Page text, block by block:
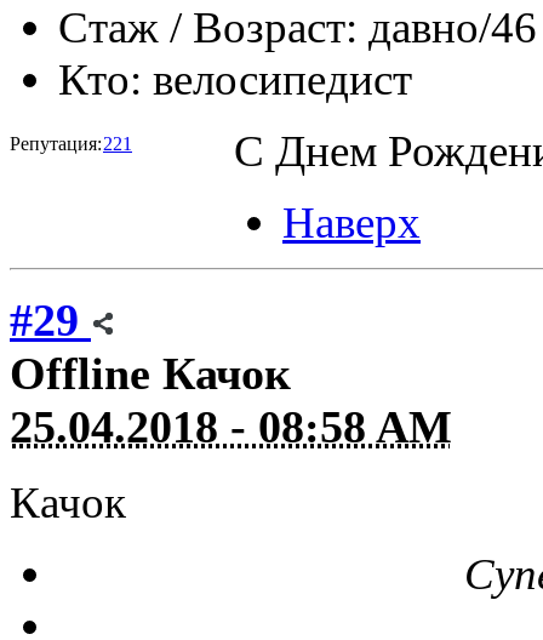
Стаж / Возраст: давно/46
Кто: велосипедист
Репутация:221
С Днем
Наверх
#29
Offline Качок
25.04.2018 - 08:58 AM
Качок